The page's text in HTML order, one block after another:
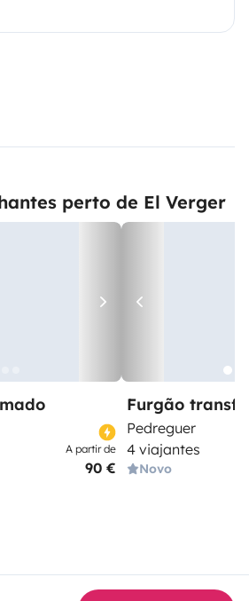
perto de El Verger
A partir de
90 €
Furgão
Pedreguer
4 viajantes
Novo